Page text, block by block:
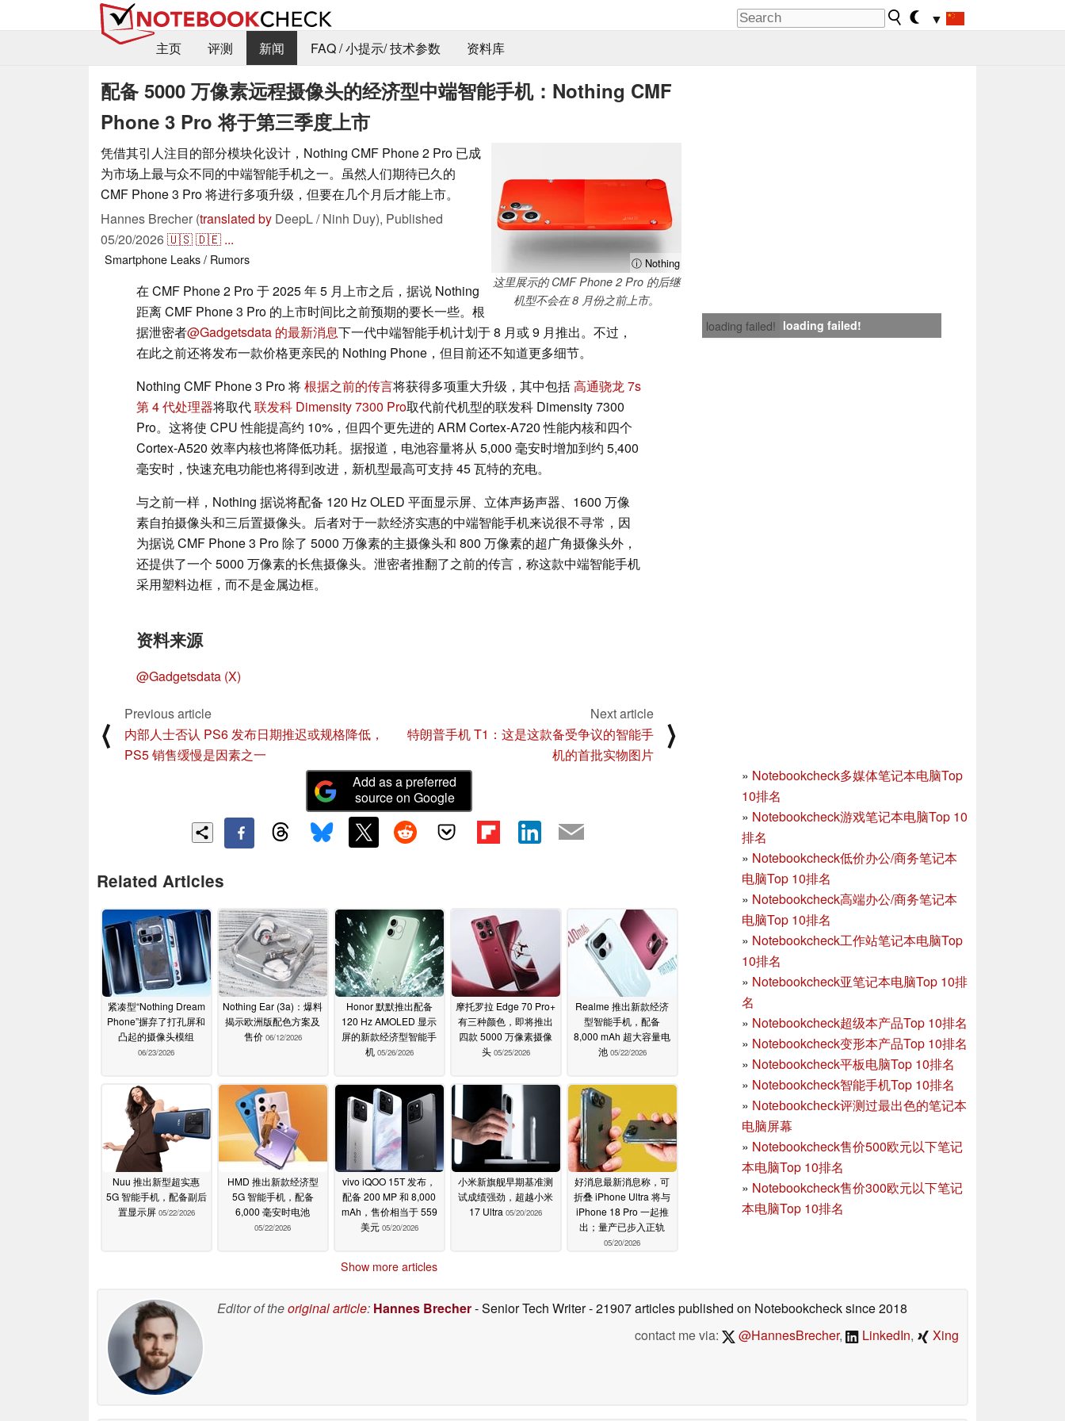
▼
主页
评测 新闻 FAQ / 小提示/ 技术参数 资料库
配备 5000 万像素远程摄像头的经济型中端智能手机：Nothing CMF
Phone 3 Pro 将于第三季度上市
ⓘ Nothing
这里展示的 CMF Phone 2 Pro 的后继
机型不会在 8 月份之前上市。
凭借其引人注目的部分模块化设计，Nothing CMF Phone 2 Pro 已成
为市场上最与众不同的中端智能手机之一。虽然人们期待已久的
CMF Phone 3 Pro 将进行多项升级，但要在几个月后才能上市。
Hannes Brecher (translated by DeepL / Ninh Duy), Published
05/20/2026🇺🇸🇩🇪 ...
Smartphone Leaks / Rumors
loading failed! loading failed!
在 CMF Phone 2 Pro 于 2025 年 5 月上市之后，据说 Nothing
距离 CMF Phone 3 Pro 的上市时间比之前预期的要长一些。根
据泄密者@Gadgetsdata 的最新消息下一代中端智能手机计划于 8 月或 9 月推出。不过，
在此之前还将发布一款价格更亲民的 Nothing Phone，但目前还不知道更多细节。
Nothing CMF Phone 3 Pro 将根据之前的传言将获得多项重大升级，其中包括高通骁龙 7s
第 4 代处理器将取代联发科 Dimensity 7300 Pro取代前代机型的联发科 Dimensity 7300
Pro。这将使 CPU 性能提高约 10%，但四个更先进的 ARM Cortex-A720 性能内核和四个
Cortex-A520 效率内核也将降低功耗。据报道，电池容量将从 5,000 毫安时增加到约 5,400
毫安时，快速充电功能也将得到改进，新机型最高可支持 45 瓦特的充电。
与之前一样，Nothing 据说将配备 120 Hz OLED 平面显示屏、立体声扬声器、1600 万像
素自拍摄像头和三后置摄像头。后者对于一款经济实惠的中端智能手机来说很不寻常，因
为据说 CMF Phone 3 Pro 除了 5000 万像素的主摄像头和 800 万像素的超广角摄像头外，
还提供了一个 5000 万像素的长焦摄像头。泄密者推翻了之前的传言，称这款中端智能手机
采用塑料边框，而不是金属边框。
资料来源
@Gadgetsdata (X)
⟨
Previous article
内部人士否认 PS6 发布日期推迟或规格降低，
PS5 销售缓慢是因素之一
Next article
特朗普手机 T1：这是这款备受争议的智能手
机的首批实物图片
⟩
» Notebookcheck多媒体笔记本电脑Top
10排名
» Notebookcheck游戏笔记本电脑Top 10
排名
» Notebookcheck低价办公/商务笔记本
电脑Top 10排名
» Notebookcheck高端办公/商务笔记本
电脑Top 10排名
» Notebookcheck工作站笔记本电脑Top
10排名
» Notebookcheck亚笔记本电脑Top 10排
名
» Notebookcheck超级本产品Top 10排名
» Notebookcheck变形本产品Top 10排名
» Notebookcheck平板电脑Top 10排名
» Notebookcheck智能手机Top 10排名
» Notebookcheck评测过最出色的笔记本
电脑屏幕
» Notebookcheck售价500欧元以下笔记
本电脑Top 10排名
» Notebookcheck售价300欧元以下笔记
本电脑Top 10排名
Add as a preferred
source on Google
Related Articles
紧凑型“Nothing Dream
Phone”摒弃了打孔屏和
凸起的摄像头模组
06/23/2026
Nothing Ear (3a)：爆料
揭示欧洲版配色方案及
售价 06/12/2026
Honor 默默推出配备
120 Hz AMOLED 显示
屏的新款经济型智能手
机 05/26/2026
摩托罗拉 Edge 70 Pro+
有三种颜色，即将推出
四款 5000 万像素摄像
头 05/25/2026
Realme 推出新款经济
型智能手机，配备
8,000 mAh 超大容量电
池 05/22/2026
Nuu 推出新型超实惠
5G 智能手机，配备副后
置显示屏 05/22/2026
HMD 推出新款经济型
5G 智能手机，配备
6,000 毫安时电池
05/22/2026
vivo iQOO 15T 发布，
配备 200 MP 和 8,000
mAh，售价相当于 559
美元 05/20/2026
小米新旗舰早期基准测
试成绩强劲，超越小米
17 Ultra 05/20/2026
好消息最新消息称，可
折叠 iPhone Ultra 将与
iPhone 18 Pro 一起推
出；量产已步入正轨
05/20/2026
Show more articles
Editor of theoriginal article: Hannes Brecher- Senior Tech Writer- 21907 articles published on Notebookchecksince 2018
contact me via:
@HannesBrecher, LinkedIn, Xing